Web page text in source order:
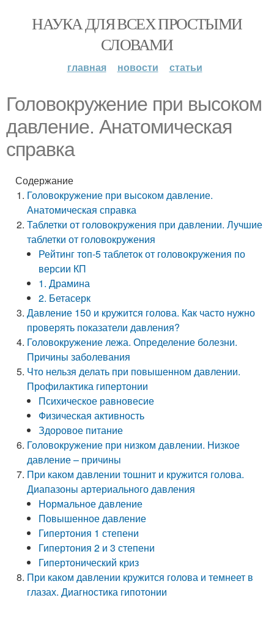
НАУКА ДЛЯ ВСЕХ ПРОСТЫМИ
СЛОВАМИ
главная новости статьи
Головокружение при высоком
давление. Анатомическая
справка
Содержание
Головокружение при высоком давление.
Анатомическая справка
Таблетки от головокружения при давлении. Лучшие
таблетки от головокружения
Рейтинг топ-5 таблеток от головокружения по
версии КП
1. Драмина
2. Бетасерк
Давление 150 и кружится голова. Как часто нужно
проверять показатели давления?
Головокружение лежа. Определение болезни.
Причины заболевания
Что нельзя делать при повышенном давлении.
Профилактика гипертонии
Психическое равновесие
Физическая активность
Здоровое питание
Головокружение при низком давлении. Низкое
давление – причины
При каком давлении тошнит и кружится голова.
Диапазоны артериального давления
Нормальное давление
Повышенное давление
Гипертония 1 степени
Гипертония 2 и 3 степени
Гипертонический криз
При каком давлении кружится голова и темнеет в
глазах. Диагностика гипотонии